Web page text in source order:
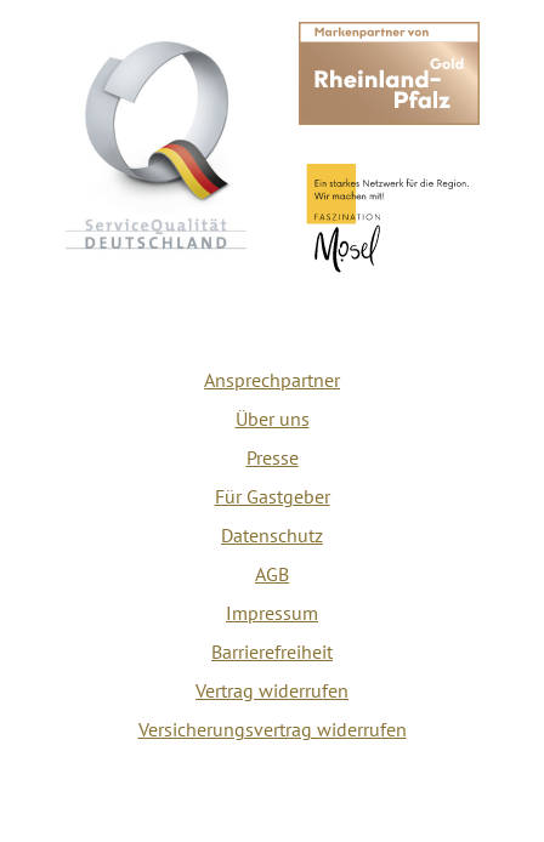
Ansprechpartner
Über uns
Presse
Für Gastgeber
Datenschutz
AGB
Impressum
Barrierefreiheit
Vertrag widerrufen
Versicherungsvertrag widerrufen